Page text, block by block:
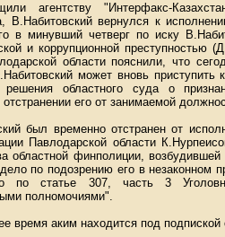
агентству "Интерфакс-
В.Набитовский вернулся к
в минувший четверг по иску
и коррупционной
области пояснили, что
может вновь приступить
решения областного суда о
его от занимаемой
был временно отстранен от
Павлодарской области
областной финполиции,
по подозрению его в незаконном
по статье 307, часть 3
полномочиями".
время аким находится под подпиской